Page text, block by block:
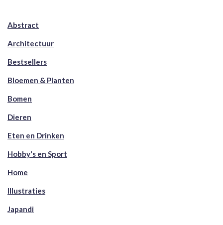
Abstract
Architectuur
Bestsellers
Bloemen & Planten
Bomen
Dieren
Eten en Drinken
Hobby's en Sport
Home
Illustraties
Japandi